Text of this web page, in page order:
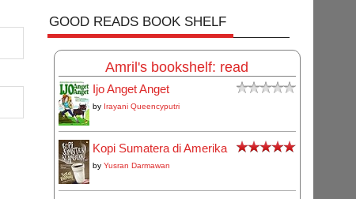
GOOD READS BOOK SHELF
Amril's bookshelf: read
Ijo Anget Anget
by Irayani Queencyputri
Kopi Sumatera di Amerika
by Yusran Darmawan